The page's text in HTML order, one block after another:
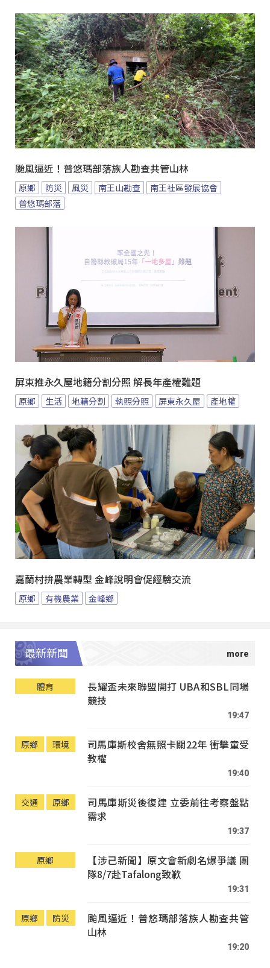
颱風逼近！普悠瑪部落族人勘查共管山林
原鄉 防災 風災 南王山勘查
南王社區發展協會
普悠瑪部落
屏東推永久屋地籍分割分照 解長年產權難題
原鄉 生活 地籍分割 執照分照 屏東永久屋 產地權
嘉蘭村拚農業轉型 金峰說明會促經驗交流
原鄉 有機農業 金峰鄉
最新新聞
體育
長耀盃未來聯盟開打 UBA和SBL同場
競技
19:47
原鄉 環境
司馬庫斯校舍無照卡關22年 衝擊童受
教權
19:40
交通 原鄉
司馬庫斯災後復建 立委前往考察盤點
需求
19:37
原鄉
【涉己新聞】原文會新劇名爆爭議 團
隊8/7赴Tafalong致歉
19:31
原鄉 防災
颱風逼近！普悠瑪部落族人勘查共管
山林
19:20